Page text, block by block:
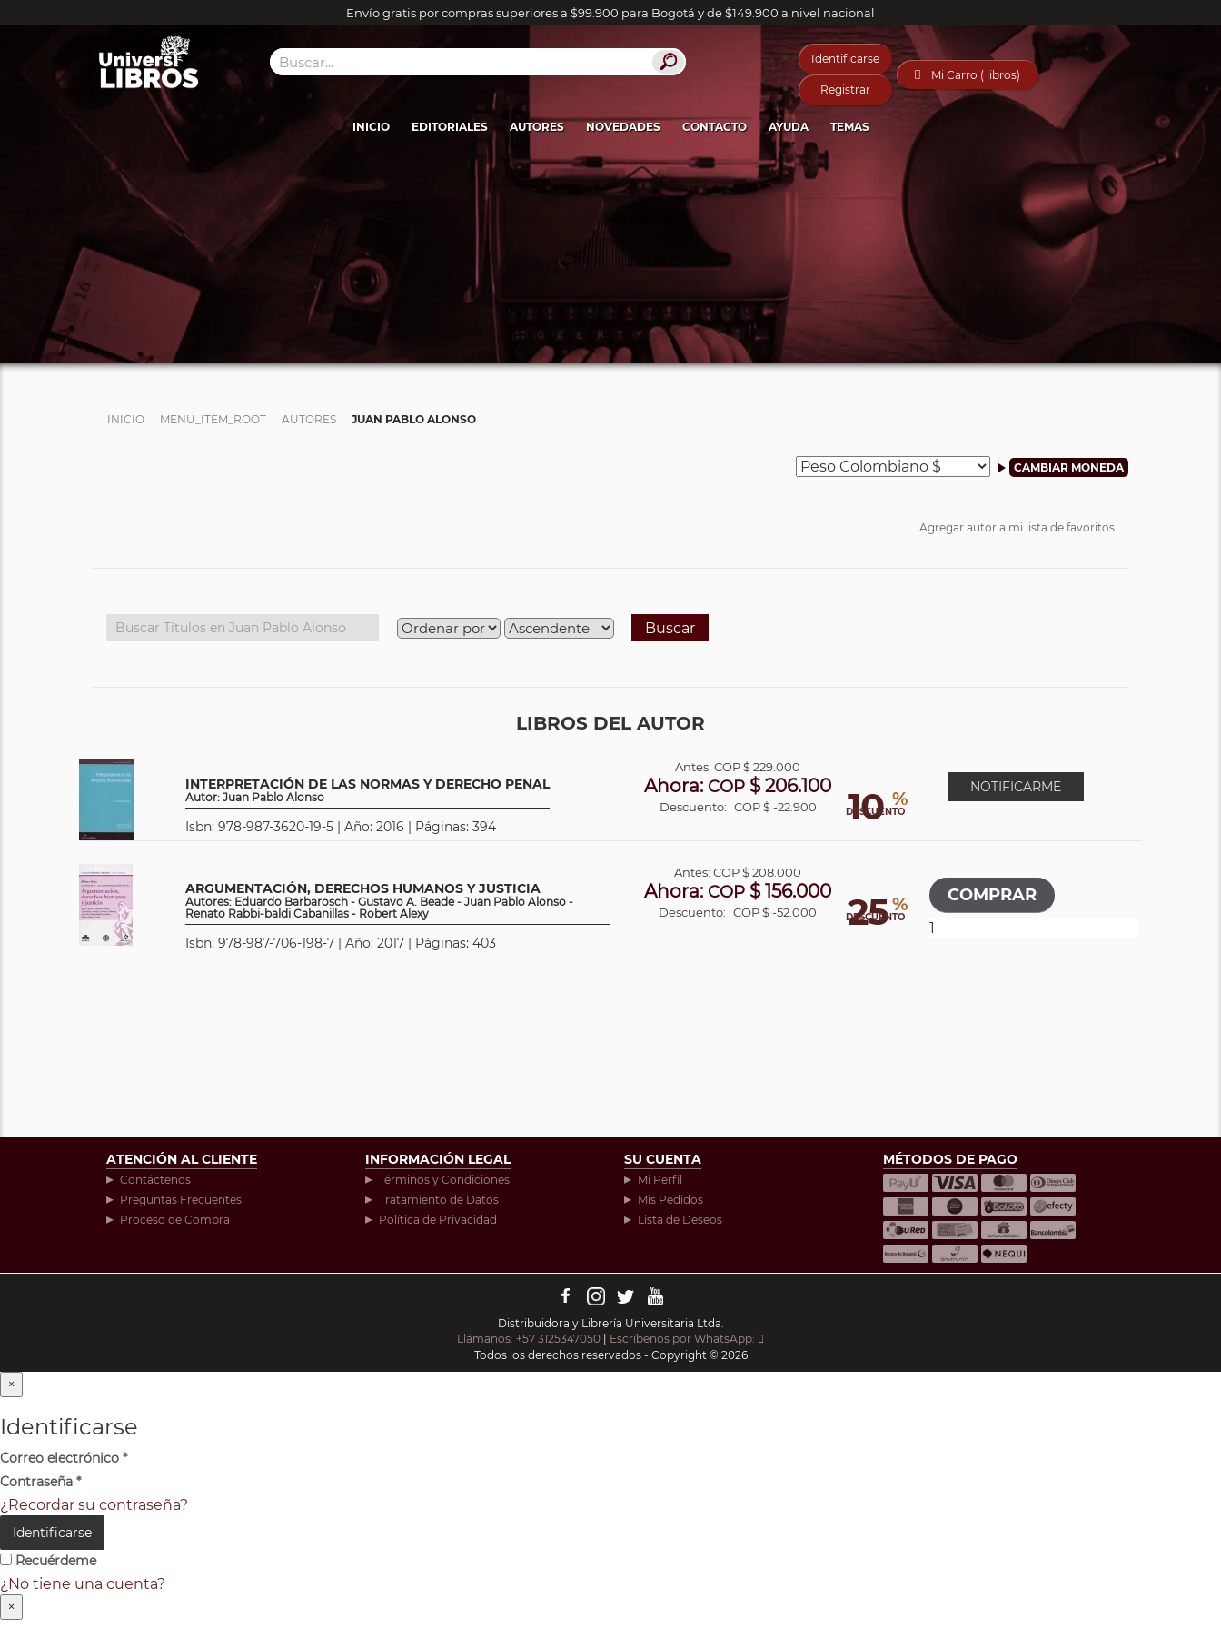
Envío gratis por compras superiores a $99.900 para Bogotá y de $149.900 a nivel nacional
Identificarse
Registrar
 Mi Carro ( libros)
INICIO EDITORIALES AUTORES NOVEDADES CONTACTO AYUDA TEMAS
INICIO MENU_ITEM_ROOT AUTORES JUAN PABLO ALONSO
Agregar autor a mi lista de favoritos
Buscar
LIBROS DEL AUTOR
INTERPRETACIÓN DE LAS NORMAS Y DERECHO PENAL
Autor: Juan Pablo Alonso
Isbn: 978-987-3620-19-5 | Año: 2016 | Páginas: 394 10 %
DESCUENTO
Antes:COP$ 229.000
Ahora: COP $ 206.100
Descuento: COP $ -22.900
NOTIFICARME
ARGUMENTACIÓN, DERECHOS HUMANOS Y JUSTICIA
Autores: Eduardo Barbarosch - Gustavo A. Beade - Juan Pablo Alonso -
Renato Rabbi-baldi Cabanillas - Robert Alexy
Isbn: 978-987-706-198-7 | Año: 2017 | Páginas: 403
25 %
DESCUENTO
Antes:COP$ 208.000
Ahora: COP $ 156.000
Descuento: COP $ -52.000
ATENCIÓN AL CLIENTE
Contáctenos
Preguntas Frecuentes
Proceso de Compra
INFORMACIÓN LEGAL
Términos y Condiciones
Tratamiento de Datos
Política de Privacidad
SU CUENTA
Mi Perfil
Mis Pedidos
Lista de Deseos
MÉTODOS DE PAGO
Distribuidora y Librería Universitaria Ltda.
Llámanos: +57 3125347050
Escríbenos por WhatsApp:
Todos los derechos reservados - Copyright © 2026
×
Identificarse
Correo electrónico *
Contraseña *
¿Recordar su contraseña?
Identificarse
Recuérdeme
¿No tiene una cuenta?
×